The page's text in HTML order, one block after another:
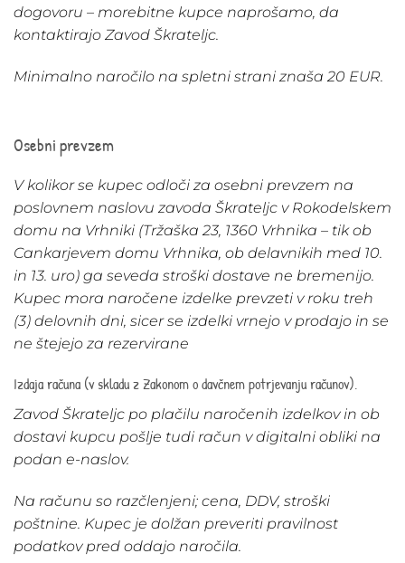
dogovoru – morebitne kupce naprošamo, da
kontaktirajo Zavod Škrateljc.
Minimalno naročilo na spletni strani znaša 20 EUR.
Osebni prevzem
V kolikor se kupec odloči za osebni prevzem na
poslovnem naslovu zavoda Škrateljc v Rokodelskem
domu na Vrhniki (Tržaška 23, 1360 Vrhnika – tik ob
Cankarjevem domu Vrhnika, ob delavnikih med 10.
in 13. uro) ga seveda stroški dostave ne bremenijo.
Kupec mora naročene izdelke prevzeti v roku treh
(3) delovnih dni, sicer se izdelki vrnejo v prodajo in se
ne štejejo za rezervirane
Izdaja računa (v skladu z Zakonom o davčnem potrjevanju računov).
Zavod Škrateljc po plačilu naročenih izdelkov in ob
dostavi kupcu pošlje tudi račun v digitalni obliki na
podan e-naslov.
Na računu so razčlenjeni; cena, DDV, stroški
poštnine. Kupec je dolžan preveriti pravilnost
podatkov pred oddajo naročila.